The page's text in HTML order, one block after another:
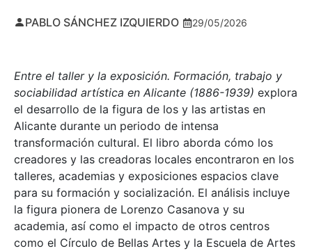
PABLO SÁNCHEZ IZQUIERDO 29/05/2026
Entre el taller y la exposición. Formación, trabajo y
sociabilidad artística en Alicante (1886-1939) explora
el desarrollo de la figura de los y las artistas en
Alicante durante un periodo de intensa
transformación cultural. El libro aborda cómo los
creadores y las creadoras locales encontraron en los
talleres, academias y exposiciones espacios clave
para su formación y socialización. El análisis incluye
la figura pionera de Lorenzo Casanova y su
academia, así como el impacto de otros centros
como el Círculo de Bellas Artes y la Escuela de Artes